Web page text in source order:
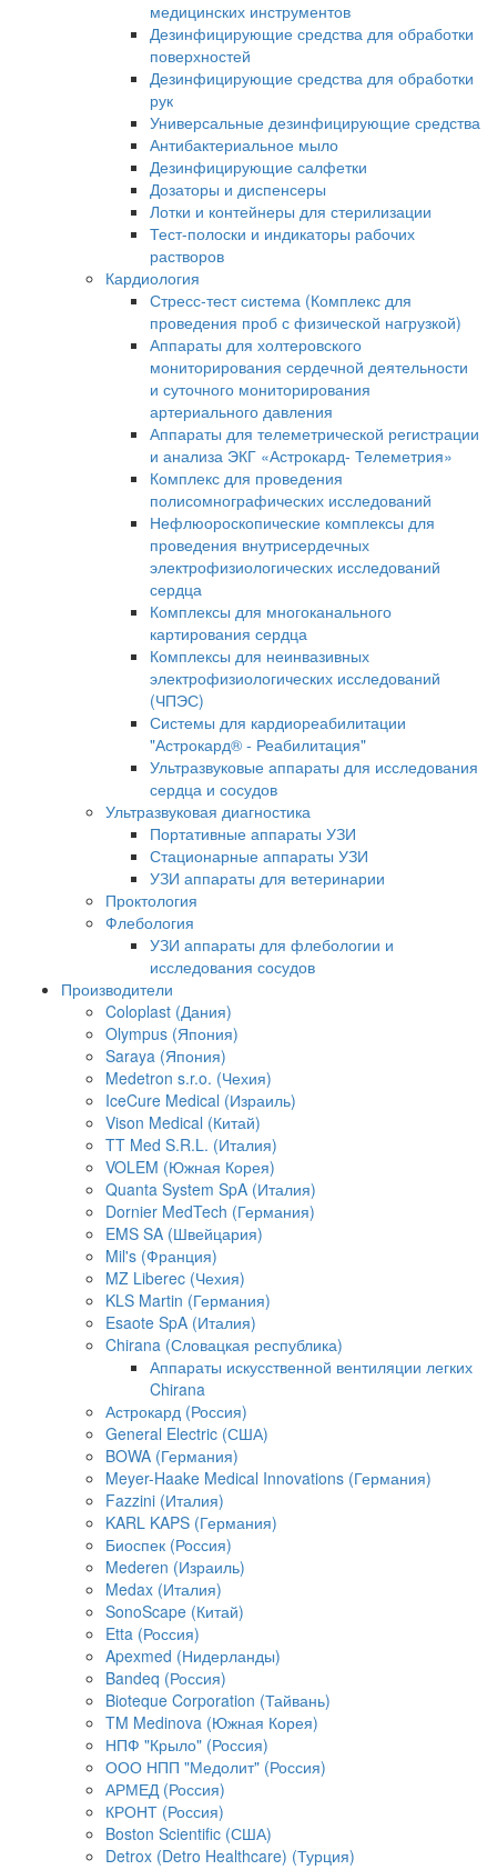
медицинских инструментов
Дезинфицирующие средства для обработки
поверхностей
Дезинфицирующие средства для обработки
рук
Универсальные дезинфицирующие средства
Антибактериальное мыло
Дезинфицирующие салфетки
Дозаторы и диспенсеры
Лотки и контейнеры для стерилизации
Тест-полоски и индикаторы рабочих
растворов
Кардиология
Стресс-тест система (Комплекс для
проведения проб с физической нагрузкой)
Аппараты для холтеровского
мониторирования сердечной деятельности
и суточного мониторирования
артериального давления
Аппараты для телеметрической регистрации
и анализа ЭКГ «Астрокард- Телеметрия»
Комплекс для проведения
полисомнографических исследований
Нефлюороскопические комплексы для
проведения внутрисердечных
электрофизиологических исследований
сердца
Комплексы для многоканального
картирования сердца
Комплексы для неинвазивных
электрофизиологических исследований
(ЧПЭС)
Системы для кардиореабилитации
"Астрокард® - Реабилитация"
Ультразвуковые аппараты для исследования
сердца и сосудов
Ультразвуковая диагностика
Портативные аппараты УЗИ
Стационарные аппараты УЗИ
УЗИ аппараты для ветеринарии
Проктология
Флебология
УЗИ аппараты для флебологии и
исследования сосудов
Производители
Coloplast (Дания)
Olympus (Япония)
Saraya (Япония)
Medetron s.r.o. (Чехия)
IceCure Medical (Израиль)
Vison Medical (Китай)
TT Med S.R.L. (Италия)
VOLEM (Южная Корея)
Quanta System SpA (Италия)
Dornier MedTech (Германия)
EMS SA (Швейцария)
Mil's (Франция)
MZ Liberec (Чехия)
KLS Martin (Германия)
Esaote SpA (Италия)
Chirana (Словацкая республика)
Аппараты искусственной вентиляции легких
Chirana
Астрокард (Россия)
General Electric (США)
BOWA (Германия)
Meyer-Haake Medical Innovations (Германия)
Fazzini (Италия)
KARL KAPS (Германия)
Биоспек (Россия)
Mederen (Израиль)
Medax (Италия)
SonoScape (Китай)
Etta (Россия)
Apexmed (Нидерланды)
Bandeq (Россия)
Bioteque Corporation (Тайвань)
TM Medinova (Южная Корея)
НПФ "Крыло" (Россия)
ООО НПП "Медолит" (Россия)
АРМЕД (Россия)
КРОНТ (Россия)
Boston Scientific (США)
Detrox (Detro Healthcare) (Турция)